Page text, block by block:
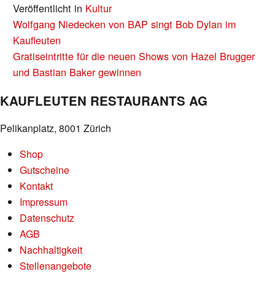
Veröffentlicht in Kultur
BEITRAGS-
NAVIGATION
Wolfgang Niedecken von BAP singt Bob Dylan im
Kaufleuten
Gratiseintritte für die neuen Shows von Hazel Brugger
und Bastian Baker gewinnen
KAUFLEUTEN RESTAURANTS AG
Pelikanplatz, 8001 Zürich
Shop
Gutscheine
Kontakt
Impressum
Datenschutz
AGB
Nachhaltigkeit
Stellenangebote